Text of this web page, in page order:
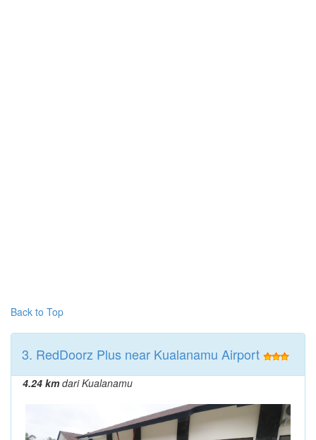
Back to Top
3. RedDoorz Plus near Kualanamu Airport
4.24 kmdari Kualanamu